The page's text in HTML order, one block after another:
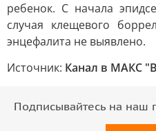
ребенок. С начала
случая клещевого
энцефалита не выявлено.
Источник: Канал в МАКС
Подписывайтесь на наш